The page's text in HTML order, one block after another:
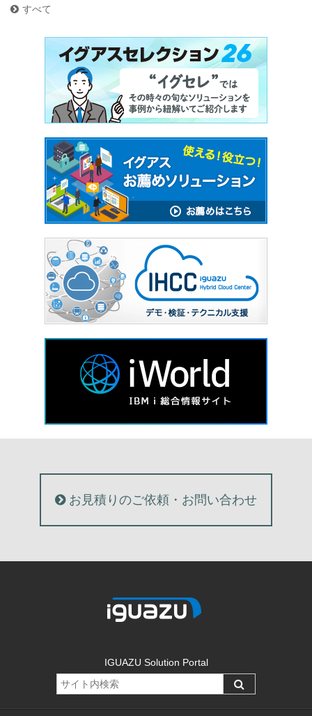
すべて
お見積りのご依頼・お問い合わせ
IGUAZU Solution Portal